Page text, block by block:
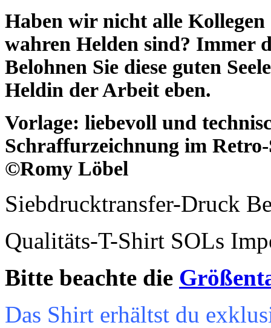
Haben wir nicht alle
wahren Helden sind? Immer
Belohnen Sie diese guten
Heldin der Arbeit eben.
Vorlage: liebevoll und
Schraffurzeichnung im
©Romy Löbel
Siebdrucktransfer-Druck
Qualitäts-T-Shirt SOLs
Bitte beachte die
Das Shirt erhältst du